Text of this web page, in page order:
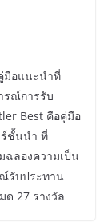
มือแนะนำที่
รณ์การรับ
Best คือคู่มือ
ร์ชั้นนำ ที่
ฉลองความเป็น
รับประทาน
ด 27 รางวัล